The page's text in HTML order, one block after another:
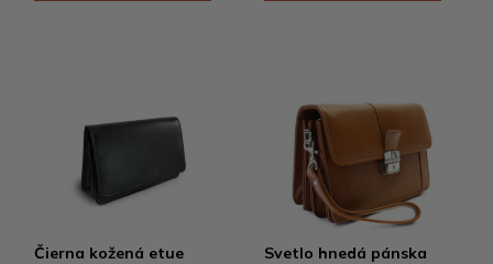
Čierna kožená etue
Svetlo hnedá pánska